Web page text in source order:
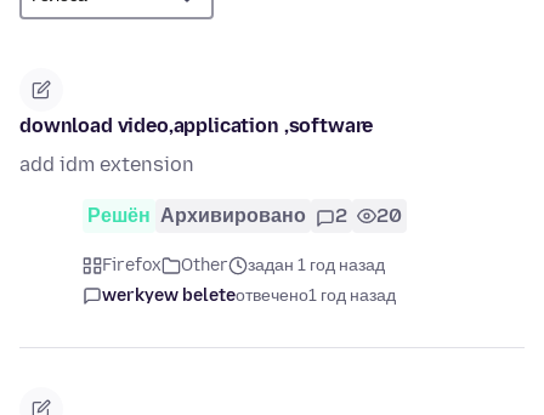
download video,application ,software
add idm extension
Решён Архивировано 2 20
Firefox Other
задан 1 год назад
werkyew beleteотвечено1 год назад